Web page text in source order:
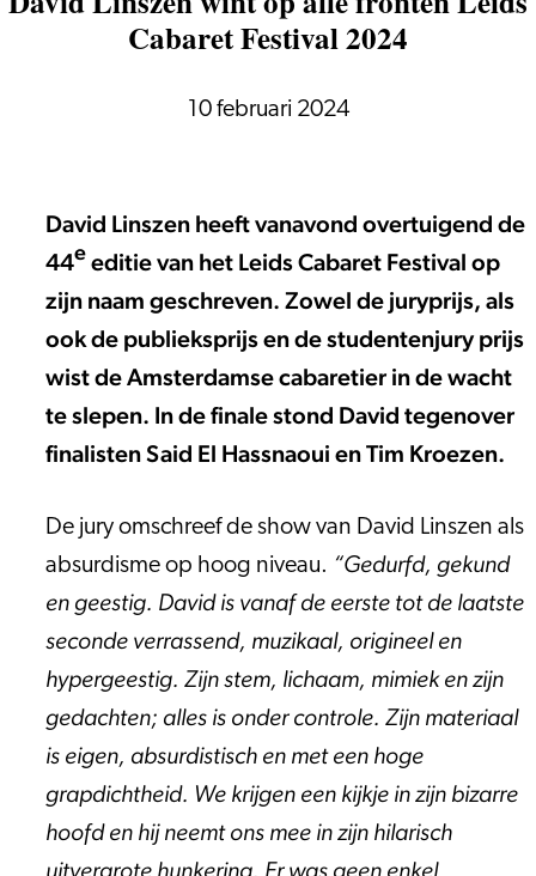
Cabaret Festival 2024
10 februari 2024
David Linszen heeft vanavond overtuigend de
44eeditie van het Leids Cabaret Festival op
zijn naam geschreven. Zowel de juryprijs, als
ook de publieksprijs en de studentenjury prijs
wist de Amsterdamse cabaretier in de wacht
te slepen. In de finale stond David tegenover
finalisten Said El Hassnaoui en Tim Kroezen.
De jury omschreef de show van David Linszen als
absurdisme op hoog niveau. “Gedurfd, gekund
en geestig. David is vanaf de eerste tot de laatste
seconde verrassend, muzikaal, origineel en
hypergeestig. Zijn stem, lichaam, mimiek en zijn
gedachten; alles is onder controle. Zijn materiaal
is eigen, absurdistisch en met een hoge
grapdichtheid. We krijgen een kijkje in zijn bizarre
hoofd en hij neemt ons mee in zijn hilarisch
uitvergrote hunkering. Er was geen enkel